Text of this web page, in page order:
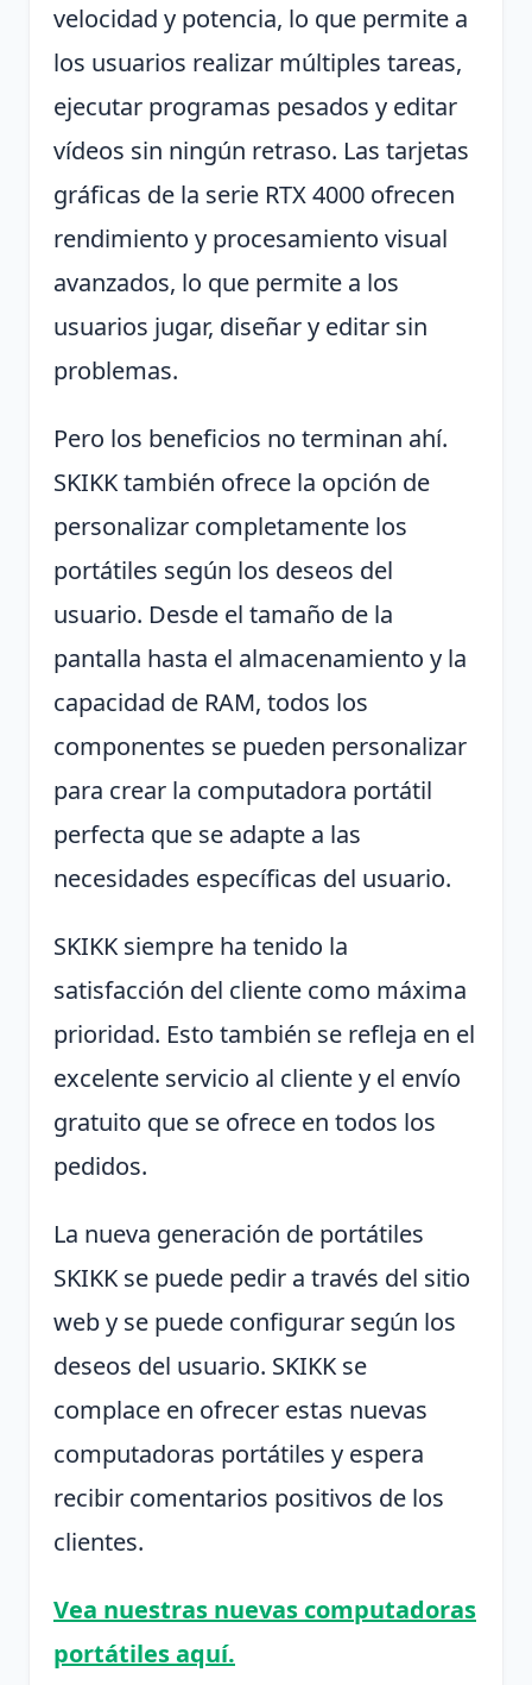
velocidad y potencia, lo que permite a
los usuarios realizar múltiples tareas,
ejecutar programas pesados ​​y editar
vídeos sin ningún retraso. Las tarjetas
gráficas de la serie RTX 4000 ofrecen
rendimiento y procesamiento visual
avanzados, lo que permite a los
usuarios jugar, diseñar y editar sin
problemas.
Pero los beneficios no terminan ahí.
SKIKK también ofrece la opción de
personalizar completamente los
portátiles según los deseos del
usuario. Desde el tamaño de la
pantalla hasta el almacenamiento y la
capacidad de RAM, todos los
componentes se pueden personalizar
para crear la computadora portátil
perfecta que se adapte a las
necesidades específicas del usuario.
SKIKK siempre ha tenido la
satisfacción del cliente como máxima
prioridad. Esto también se refleja en el
excelente servicio al cliente y el envío
gratuito que se ofrece en todos los
pedidos.
La nueva generación de portátiles
SKIKK se puede pedir a través del sitio
web y se puede configurar según los
deseos del usuario. SKIKK se
complace en ofrecer estas nuevas
computadoras portátiles y espera
recibir comentarios positivos de los
clientes.
Vea nuestras nuevas computadoras
portátiles aquí.